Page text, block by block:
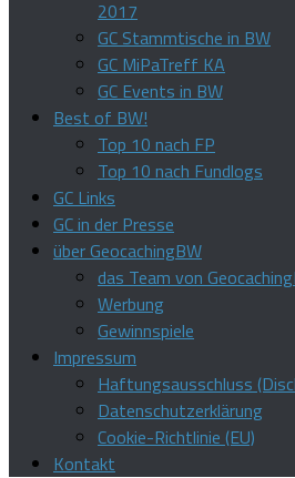
2017
GC Stammtische in BW
GC MiPaTreff KA
GC Events in BW
Best of BW!
Top 10 nach FP
Top 10 nach Fundlogs
GC Links
GC in der Presse
über GeocachingBW
das Team von
Werbung
Gewinnspiele
Impressum
Haftungsausschluss
Datenschutzerklärung
Cookie-Richtlinie (EU)
Kontakt